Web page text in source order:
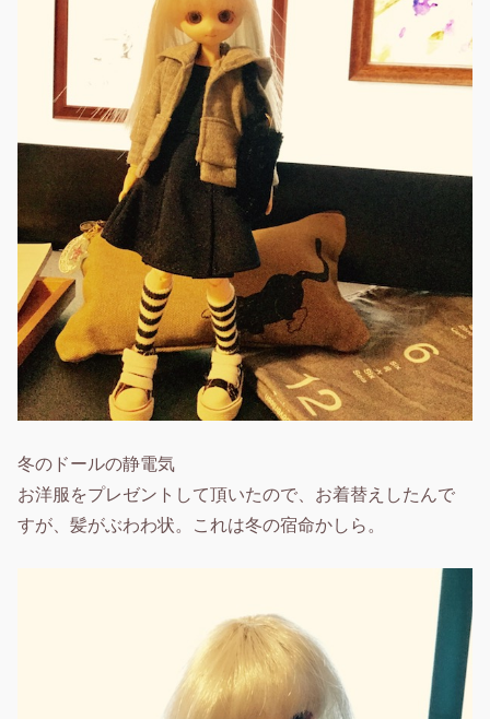
冬のドールの静電気
お洋服をプレゼントして頂いたので、お着替えしたんで
すが、髪がぶわわ状。これは冬の宿命かしら。